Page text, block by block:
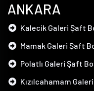
ANKARA
Kalecik Galeri Şaft
Mamak Galeri Şaft
Polatlı Galeri Şaft
Kızılcahamam